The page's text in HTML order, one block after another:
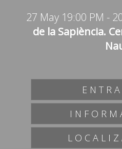
27 May 19:00 PM -
de la Sapiència.